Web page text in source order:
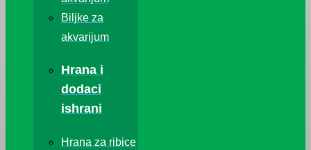
Biljke za
akvarijum
Hrana i
dodaci
ishrani
Hrana za ribice